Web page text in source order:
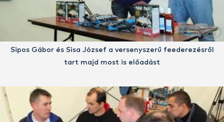
Sipos Gábor és Sisa József a versenyszerű feederezésről
tart majd most is előadást